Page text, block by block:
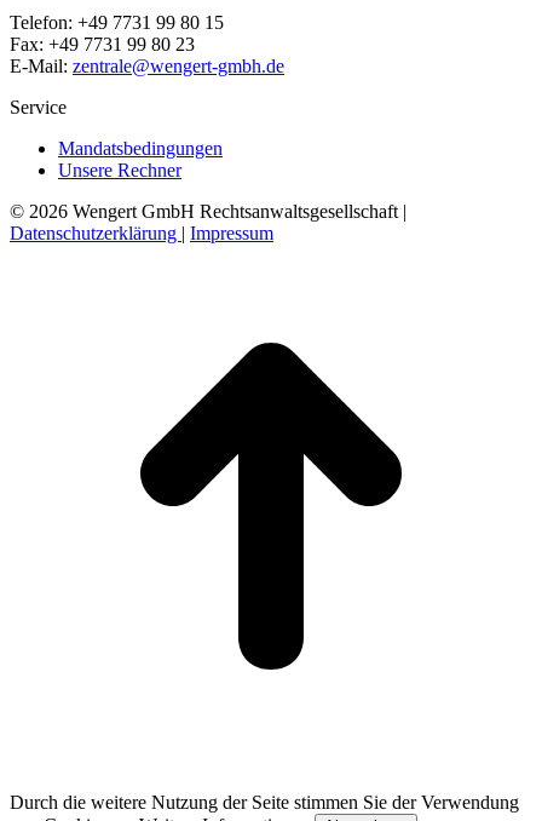
Telefon: +49 7731 99 80 15
Fax: +49 7731 99 80 23
E-Mail: zentrale@wengert-gmbh.de
Service
Mandatsbedingungen
Unsere Rechner
© 2026 Wengert GmbH Rechtsanwaltsgesellschaft |
Datenschutzerklärung | Impressum
Durch die weitere Nutzung der Seite stimmen Sie der Verwendung